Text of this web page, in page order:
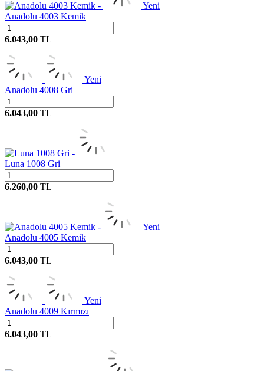
Yeni
Anadolu 4003 Kemik
6.043,00 TL
Yeni
Anadolu 4008 Gri
6.043,00 TL
Luna 1008 Gri
6.260,00 TL
Yeni
Anadolu 4005 Kemik
6.043,00 TL
Yeni
Anadolu 4009 Kırmızı
6.043,00 TL